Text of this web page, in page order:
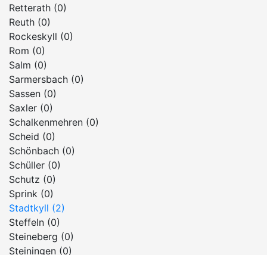
Retterath (0)
Reuth (0)
Rockeskyll (0)
Rom (0)
Salm (0)
Sarmersbach (0)
Sassen (0)
Saxler (0)
Schalkenmehren (0)
Scheid (0)
Schönbach (0)
Schüller (0)
Schutz (0)
Sprink (0)
Stadtkyll (2)
Steffeln (0)
Steineberg (0)
Steiningen (0)